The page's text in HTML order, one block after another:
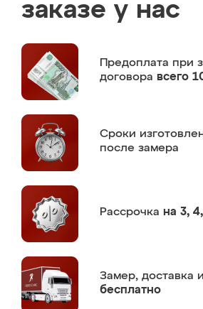
заказе у нас
Предоплата при
договора всего
Сроки
после замера
Рассрочка на 3,
Замер, доставка
бесплатно